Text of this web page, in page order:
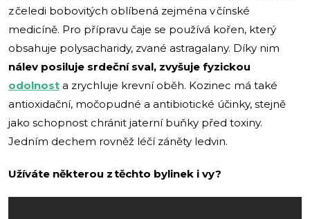
z čeledi bobovitých oblíbená zejména v čínské
medicíně. Pro přípravu čaje se používá kořen, který
obsahuje polysacharidy, zvané astragalany. Díky nim
nálev posiluje srdeční sval, zvyšuje fyzickou
odolnost a zrychluje krevní oběh. Kozinec má také
antioxidační, močopudné a antibiotické účinky, stejně
jako schopnost chránit jaterní buňky před toxiny.
Jedním dechem rovněž léčí záněty ledvin.
Užíváte některou z těchto bylinek i vy?